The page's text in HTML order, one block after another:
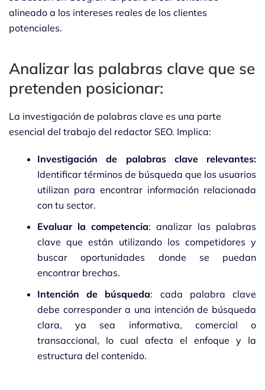
alineado a los intereses reales de los clientes
potenciales.
Analizar las palabras clave que se
pretenden posicionar:
La investigación de palabras clave es una parte
esencial del trabajo del redactor SEO. Implica:
Investigación de palabras clave relevantes:
Identificar términos de búsqueda que los usuarios
utilizan para encontrar información relacionada
con tu sector.
Evaluar la competencia: analizar las palabras
clave que están utilizando los competidores y
buscar oportunidades donde se puedan
encontrar brechas.
Intención de búsqueda: cada palabra clave
debe corresponder a una intención de búsqueda
clara, ya sea informativa, comercial o
transaccional, lo cual afecta el enfoque y la
estructura del contenido.